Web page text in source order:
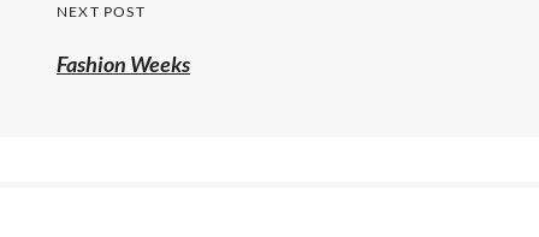
NEXT POST
Fashion Weeks